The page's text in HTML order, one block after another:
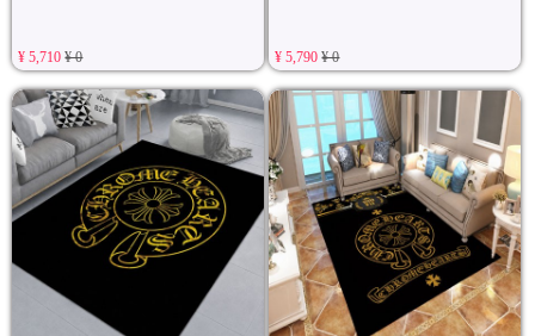
¥ 5,710¥ 0 ¥ 5,790¥ 0